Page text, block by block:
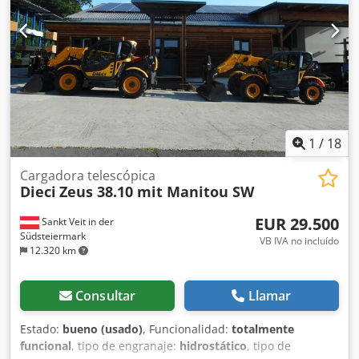
Tipología: Manipulador fijo Capacidad de depósito: 146 l
CE
1 / 18
Sankt Veit in der
Südsteiermark
12.320 km
Cargadora telescópica
Dieci Zeus 38.10 mit Manitou SW
EUR 29.500
VB IVA no incluído
Consultar Llamar
Estado: bueno (usado), Funcionalidad: totalmente
funcional, tipo de engranaje: hidrostático, tipo de